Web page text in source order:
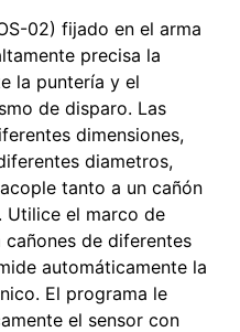
02) fijado en el arma
precisa la
la puntería y el
de disparo. Las
dimensiones,
diametros,
tanto a un cañón
Utilice el marco de
de diferentes
automáticamente la
El programa le
el sensor con